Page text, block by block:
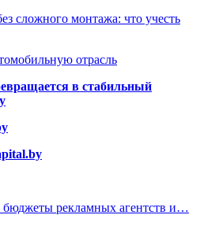
сложного монтажа: что учесть
отрасль
в стабильный
рекламных агентств и…